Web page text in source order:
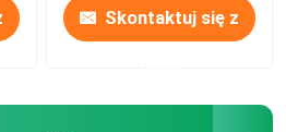
Skontaktuj się z